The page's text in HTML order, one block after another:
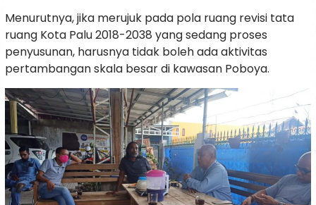
Menurutnya, jika merujuk pada pola ruang revisi tata
ruang Kota Palu 2018-2038 yang sedang proses
penyusunan, harusnya tidak boleh ada aktivitas
pertambangan skala besar di kawasan Poboya.